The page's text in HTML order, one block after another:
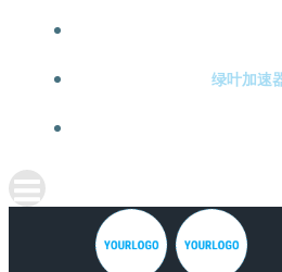
绿叶加速